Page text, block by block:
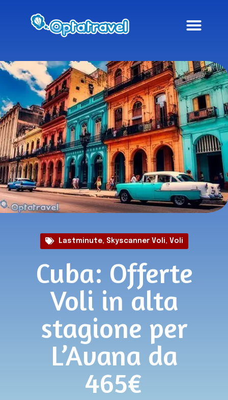
Lastminute, Skyscanner Voli, Voli
Cuba: Offerte
Voli in alta
stagione per
L’Avana da
465€